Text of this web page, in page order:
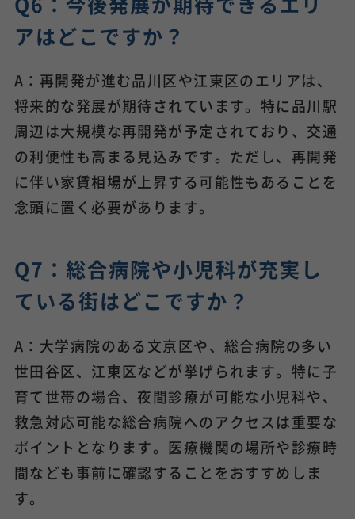
アはどこですか？
A：再開発が進む品川区や江東区のエリアは、
将来的な発展が期待されています。特に品川駅
周辺は大規模な再開発が予定されており、交通
の利便性も高まる見込みです。ただし、再開発
に伴い家賃相場が上昇する可能性もあることを
念頭に置く必要があります。
Q7：総合病院や小児科が充実し
ている街はどこですか？
A：大学病院のある文京区や、総合病院の多い
世田谷区、江東区などが挙げられます。特に子
育て世帯の場合、夜間診療が可能な小児科や、
救急対応可能な総合病院へのアクセスは重要な
ポイントとなります。医療機関の場所や診療時
間なども事前に確認することをおすすめしま
す。